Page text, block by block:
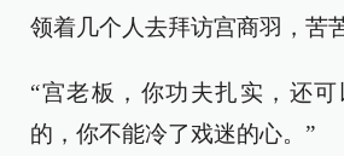
领着几个人去拜访宫商羽，苦
“宫老板，你功夫扎实，还
的，你不能冷了戏迷的心。”